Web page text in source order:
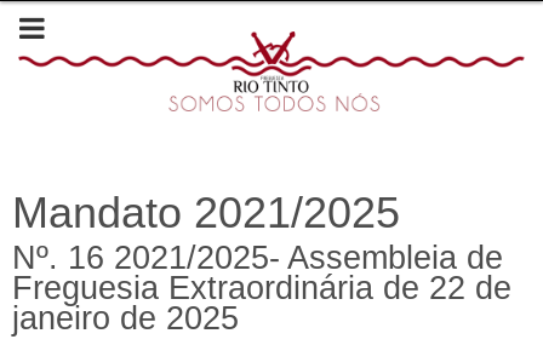
Mandato 2021/2025
Nº. 16 2021/2025- Assembleia de
Freguesia Extraordinária de 22 de
janeiro de 2025